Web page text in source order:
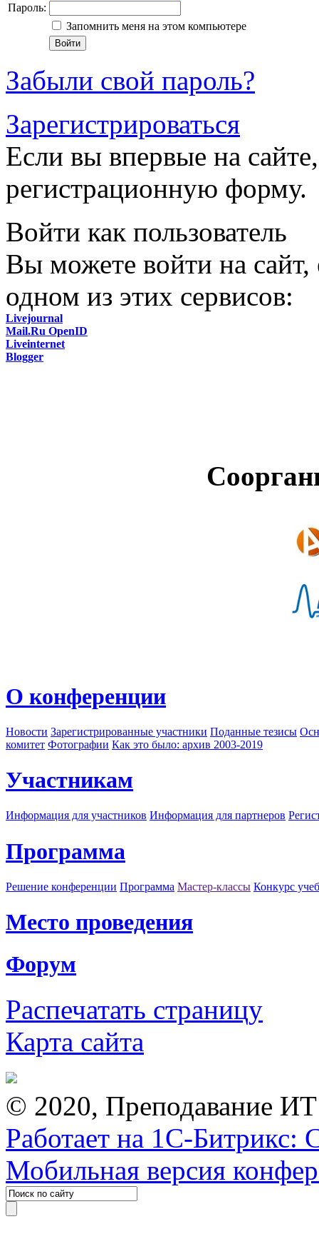
Пароль:
Запомнить меня на этом компьютере
Забыли свой пароль?
Зарегистрироваться
Если вы впервые на
регистрационную форму.
Войти как пользователь
Вы можете войти на сайт,
одном из этих сервисов:
Livejournal
Mail.Ru OpenID
Liveinternet
Blogger
О конференции
Новости Зарегистрированные участники Поданные тезисы
комитет Фотографии Как это было: архив 2003-2019
Участникам
Информация для участников Информация для партнеров
Программа
Решение конференции Программа Мастер-классы Конкурс
Место проведения
Форум
Распечатать страницу
Карта сайта
© 2020, Преподавание
Работает на 1С-Битрикс:
Мобильная версия